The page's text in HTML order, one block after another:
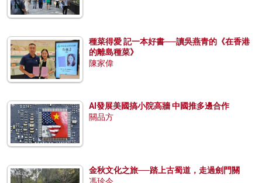
種菜得愛 記一本好書──讀吳燕青的《在香港
的離島種菜》
陳家偉
AI發展美國搞小院高牆 中國推多邊合作
關品方
金秋文化之旅──踏上古蜀道，走過劍門關